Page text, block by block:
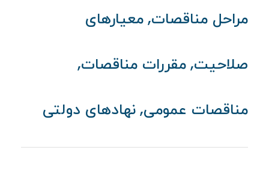
مراحل مناقصات, معیارهای
صلاحیت, مقررات مناقصات,
مناقصات عمومی, نهادهای دولتی